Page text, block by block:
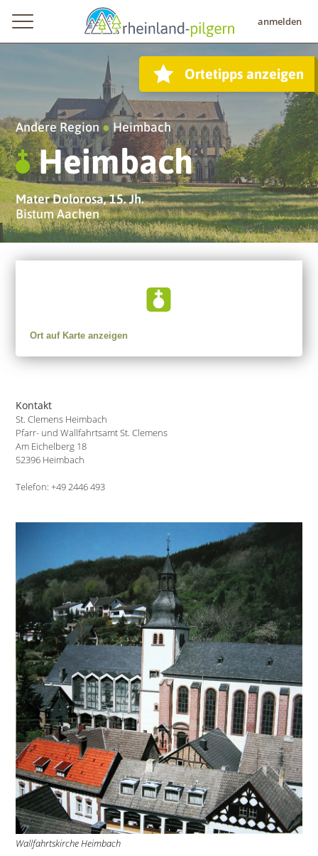
anmelden
Ortetipps anzeigen
Andere Region ●Heimbach
Heimbach
Mater Dolorosa, 15. Jh.
Bistum Aachen
Ort auf Karte anzeigen
Kontakt
St. Clemens Heimbach
Pfarr- und Wallfahrtsamt St. Clemens
Am Eichelberg 18
52396 Heimbach
Telefon: +49 2446 493
Wallfahrtskirche Heimbach